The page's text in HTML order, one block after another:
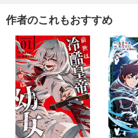
作者のこれもおすすめ